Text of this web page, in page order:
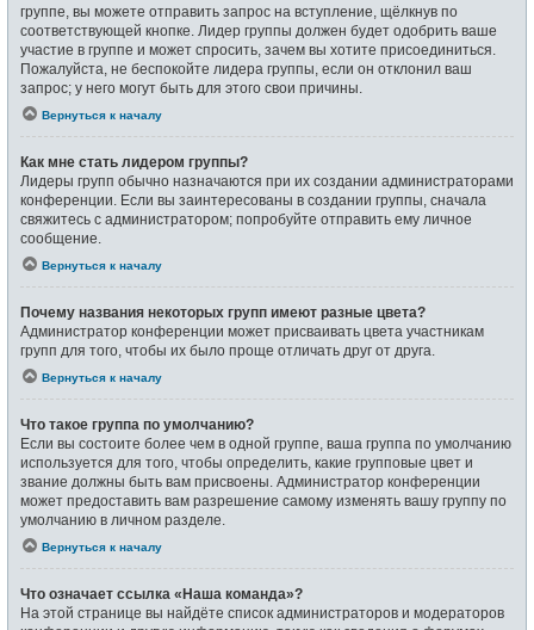
группе, вы можете отправить запрос на вступление, щёлкнув по
соответствующей кнопке. Лидер группы должен будет одобрить ваше
участие в группе и может спросить, зачем вы хотите присоединиться.
Пожалуйста, не беспокойте лидера группы, если он отклонил ваш
запрос; у него могут быть для этого свои причины.
Вернуться к началу
Как мне стать лидером группы?
Лидеры групп обычно назначаются при их создании администраторами
конференции. Если вы заинтересованы в создании группы, сначала
свяжитесь с администратором; попробуйте отправить ему личное
сообщение.
Вернуться к началу
Почему названия некоторых групп имеют разные цвета?
Администратор конференции может присваивать цвета участникам
групп для того, чтобы их было проще отличать друг от друга.
Вернуться к началу
Что такое группа по умолчанию?
Если вы состоите более чем в одной группе, ваша группа по умолчанию
используется для того, чтобы определить, какие групповые цвет и
звание должны быть вам присвоены. Администратор конференции
может предоставить вам разрешение самому изменять вашу группу по
умолчанию в личном разделе.
Вернуться к началу
Что означает ссылка «Наша команда»?
На этой странице вы найдёте список администраторов и модераторов